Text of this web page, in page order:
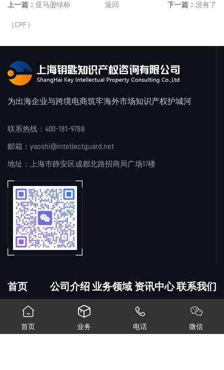
上一篇： 亚马逊绿标
（CPF）
返回 下一篇： 没有了
为出海企业与跨境电商筑牢海外市场知识产权护城河
联系热线：400-181-9788
邮箱：yaoshi@intellectguard.net
地址：上海市静安区成都北路招商局广场17楼
首页 公司介绍 业务领域 资讯中心 联系我们
© 2026 上海钥匙知识产权咨询有限公司 备案号： 沪ICP备2025156639

首页

业务

电话

微信